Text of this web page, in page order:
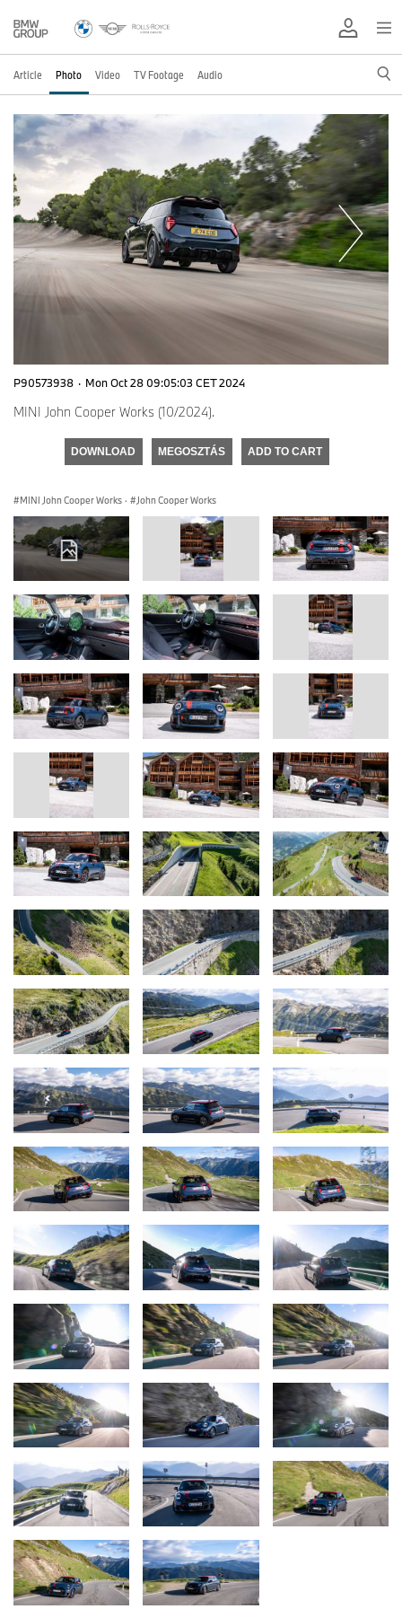
Article Photo Video TV Footage Audio
P90573938 · Mon Oct 28 09:05:03 CET 2024
MINI John Cooper Works (10/2024).
DOWNLOAD MEGOSZTÁS ADD TO CART
MINI John Cooper Works · John Cooper Works